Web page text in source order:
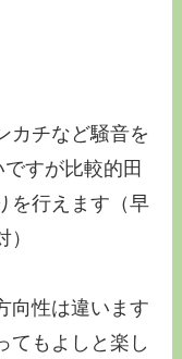
カチなど騒音を
すが比較的田
を行えます（早
向性は違います
てもよしと楽し